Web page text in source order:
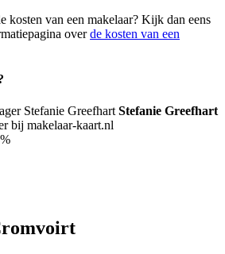
kosten van een makelaar? Kijk dan eens
overde kosten van een
Stefanie Greefhart
bij makelaar-kaart.nl